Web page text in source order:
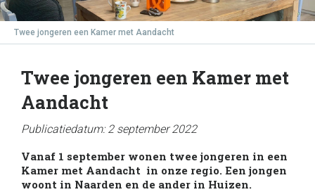
Twee jongeren een Kamer met Aandacht
Twee jongeren een Kamer met
Aandacht
Publicatiedatum: 2 september 2022
Vanaf 1 september wonen twee jongeren in een
Kamer met Aandacht in onze regio. Een jongen
woont in Naarden en de ander in Huizen.